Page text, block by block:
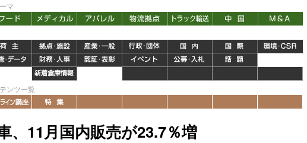
マ
ンツ一覧
、11月国内販売が23.7％増